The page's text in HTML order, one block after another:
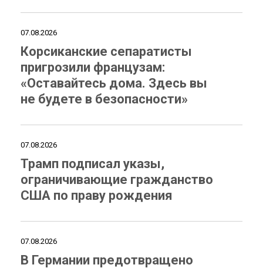
07.08.2026
Корсиканские сепаратисты
пригрозили французам:
«Оставайтесь дома. Здесь вы
не будете в безопасности»
07.08.2026
Трамп подписал указы,
ограничивающие гражданство
США по праву рождения
07.08.2026
В Германии предотвращено